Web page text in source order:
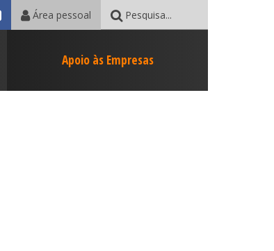
FacebookÁrea pessoal Pesquisar:
Apoio às Empresas